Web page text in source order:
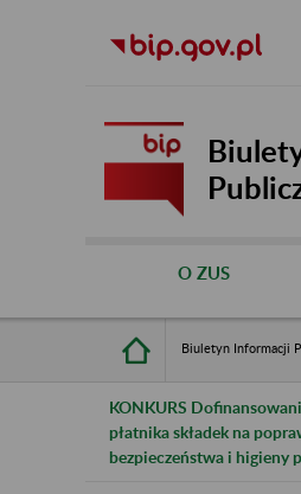
O ZUS
Biuletyn Informacji
KONKURS
płatnika składek na
bezpieczeństwa i higieny